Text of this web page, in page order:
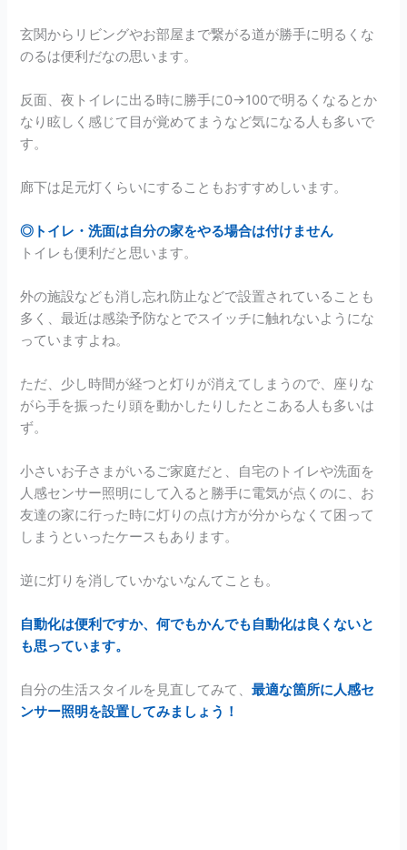
玄関からリビングやお部屋まで繋がる道が勝手に明るくな
のるは便利だなの思います。
反面、夜トイレに出る時に勝手に0→100で明るくなるとか
なり眩しく感じて目が覚めてまうなど気になる人も多いで
す。
廊下は足元灯くらいにすることもおすすめしいます。
◎トイレ・洗面は自分の家をやる場合は付けません
トイレも便利だと思います。
外の施設なども消し忘れ防止などで設置されていることも
多く、最近は感染予防なとでスイッチに触れないようにな
っていますよね。
ただ、少し時間が経つと灯りが消えてしまうので、座りな
がら手を振ったり頭を動かしたりしたとこある人も多いは
ず。
小さいお子さまがいるご家庭だと、自宅のトイレや洗面を
人感センサー照明にして入ると勝手に電気が点くのに、お
友達の家に行った時に灯りの点け方が分からなくて困って
しまうといったケースもあります。
逆に灯りを消していかないなんてことも。
自動化は便利ですか、何でもかんでも自動化は良くないと
も思っています。
自分の生活スタイルを見直してみて、最適な箇所に人感セ
ンサー照明を設置してみましょう！